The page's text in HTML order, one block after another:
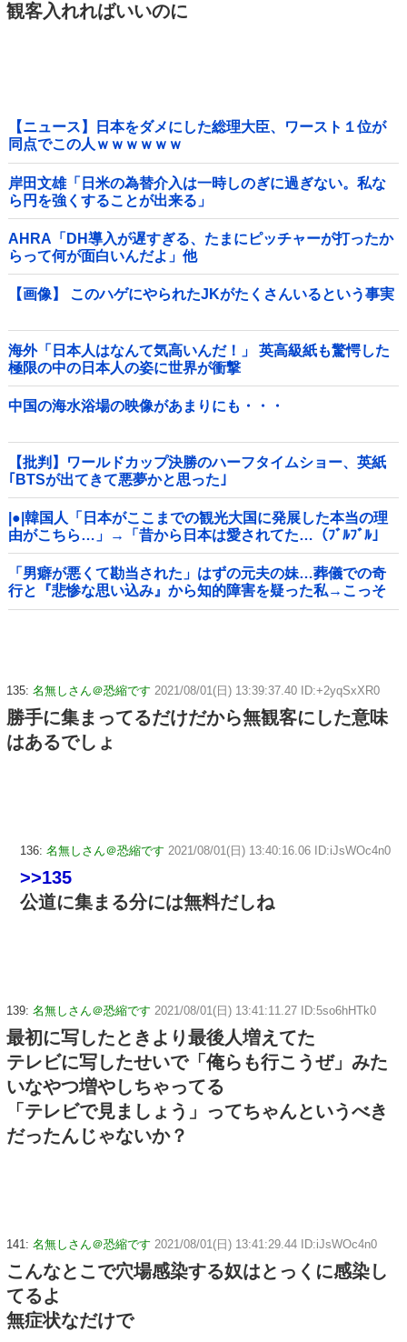
観客入れればいいのに
【ニュース】日本をダメにした総理大臣、ワースト１位が
同点でこの人ｗｗｗｗｗｗ
岸田文雄「日米の為替介入は一時しのぎに過ぎない。私な
ら円を強くすることが出来る」
AHRA「DH導入が遅すぎる、たまにピッチャーが打ったか
らって何が面白いんだよ」他
【画像】 このハゲにやられたJKがたくさんいるという事実
海外「日本人はなんて気高いんだ！」 英高級紙も驚愕した
極限の中の日本人の姿に世界が衝撃
中国の海水浴場の映像があまりにも・・・
【批判】ワールドカップ決勝のハーフタイムショー、英紙
｢BTSが出てきて悪夢かと思った｣
|●|韓国人「日本がここまでの観光大国に発展した本当の理
由がこちら…」→「昔から日本は愛されてた…（ﾌﾞﾙﾌﾞﾙ」
＝韓国の反応
「男癖が悪くて勘当された」はずの元夫の妹…葬儀での奇
行と『悲惨な思い込み』から知的障害を疑った私→こっそ
り病院へ誘導し行政保護させた話
135: 名無しさん＠恐縮です 2021/08/01(日) 13:39:37.40 ID:+2yqSxXR0
勝手に集まってるだけだから無観客にした意味
はあるでしょ
136: 名無しさん＠恐縮です 2021/08/01(日) 13:40:16.06 ID:iJsWOc4n0
>>135
公道に集まる分には無料だしね
139: 名無しさん＠恐縮です 2021/08/01(日) 13:41:11.27 ID:5so6hHTk0
最初に写したときより最後人増えてた
テレビに写したせいで「俺らも行こうぜ」みた
いなやつ増やしちゃってる
「テレビで見ましょう」ってちゃんというべき
だったんじゃないか？
141: 名無しさん＠恐縮です 2021/08/01(日) 13:41:29.44 ID:iJsWOc4n0
こんなとこで穴場感染する奴はとっくに感染し
てるよ
無症状なだけで